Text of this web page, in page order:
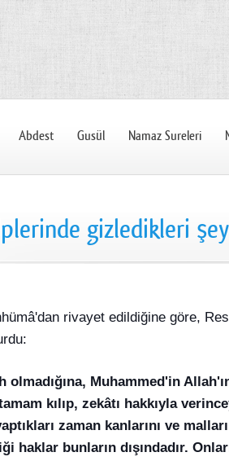
Abdest Gusül Namaz Sureleri
gizledikleri
rivayet edildiğine göre,
Muhammed'in
kılıp, zekâtı hakkıyla
zaman kanlarını ve
bunların dışındadır.